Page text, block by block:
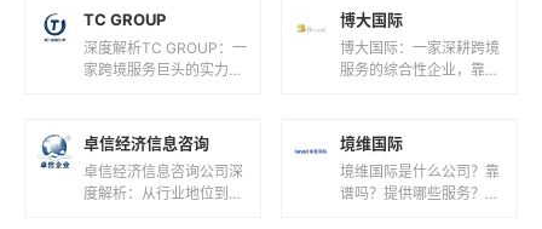
知识产权服务为核心的企
领域，世野知识产权正以
专业化服务守...
TC GROUP
深度解析TC GROUP：一
家跨境服务巨头的实力与
浪潮席卷商业领域的今
天...
博大国际
博大国际：一家深耕跨境
服务的综合性企业，靠谱
境扩张与个人海外资产配
置需求激增...
卓信经济信息咨询
卓信经济信息咨询公司深
度解析：从行业地位到服
境维国际
境维国际是什么公司？靠
谱吗？提供哪些服务？服